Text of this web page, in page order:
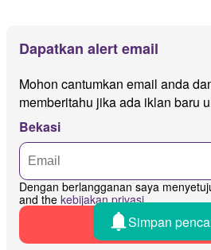
Dapatkan alert email
Mohon cantumkan email anda
memberitahu jika ada iklan baru
Bekasi
Dengan berlangganan saya
and the kebijakan privasi
Dapatkan
Simpan